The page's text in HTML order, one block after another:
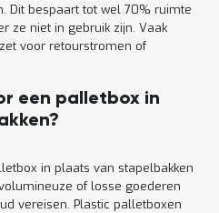
Dit bespaart tot wel 70% ruimte
ze niet in gebruik zijn. Vaak
voor retourstromen of
een palletbox in
in plaats van stapelbakken
of losse goederen
vereisen. Plastic palletboxen